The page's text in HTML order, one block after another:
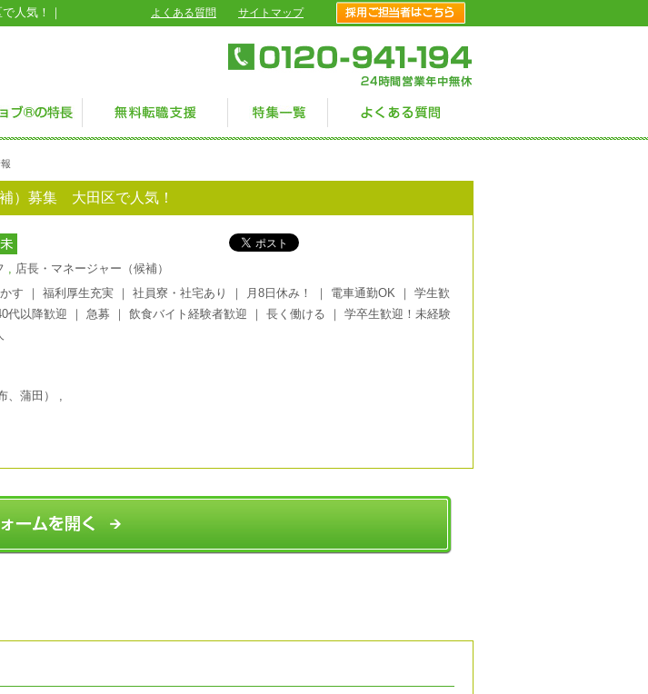
人気！｜ よくある質問 サイトマップ
）募集 大田区で人気！
, 店長・マネージャー（候補）
す ｜ 福利厚生充実 ｜ 社員寮・社宅あり ｜ 月8日休み！ ｜ 電車通勤OK ｜ 学生歓
代以降歓迎 ｜ 急募 ｜ 飲食バイト経験者歓迎 ｜ 長く働ける ｜ 学卒生歓迎！未経験
、蒲田） ,